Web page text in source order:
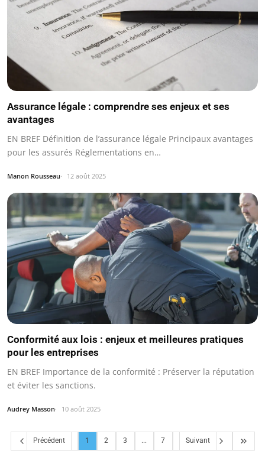
Assurance légale : comprendre ses enjeux et ses
avantages
EN BREF Définition de l’assurance légale Principaux avantages
pour les assurés Réglementations en…
Manon Rousseau 12 août 2025
Conformité aux lois : enjeux et meilleures pratiques
pour les entreprises
EN BREF Importance de la conformité : Préserver la réputation
et éviter les sanctions.
Audrey Masson 10 août 2025
Précédent 1 2 3 ... 7 Suivant